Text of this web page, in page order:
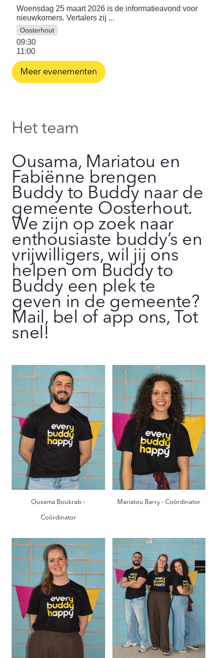
Woensdag 25 maart 2026 is de informatieavond voor
nieuwkomers. Vertalers zij ...
Oosterhout
09:30
11:00
Meer evenementen
Het team
Ousama, Mariatou en
Fabiënne brengen
Buddy to Buddy naar de
gemeente Oosterhout.
We zijn op zoek naar
enthousiaste buddy’s en
vrijwilligers, wil jij ons
helpen om Buddy to
Buddy een plek te
geven in de gemeente?
Mail, bel of app ons, Tot
snel!
Ousama Boukrab –
Coördinator
Mariatou Barry – Coördinator